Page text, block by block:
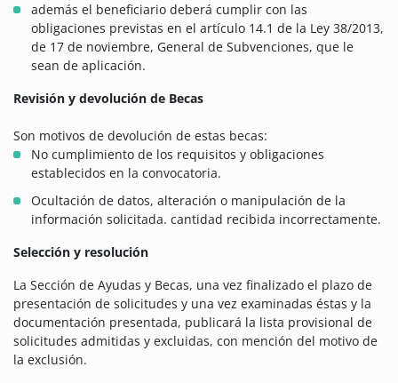
además el beneficiario deberá cumplir con las
obligaciones previstas en el artículo 14.1 de la Ley 38/2013,
de 17 de noviembre, General de Subvenciones, que le
sean de aplicación.
Revisión y devolución de Becas
Son motivos de devolución de estas becas:
No cumplimiento de los requisitos y obligaciones
establecidos en la convocatoria.
Ocultación de datos, alteración o manipulación de la
información solicitada. cantidad recibida incorrectamente.
Selección y resolución
La Sección de Ayudas y Becas, una vez finalizado el plazo de
presentación de solicitudes y una vez examinadas éstas y la
documentación presentada, publicará la lista provisional de
solicitudes admitidas y excluidas, con mención del motivo de
la exclusión.